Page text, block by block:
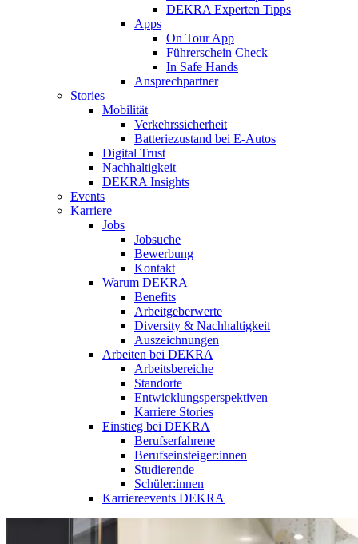
DEKRA Experten Tipps
Apps
On Tour App
Führerschein Check
In Safe Hands
Ansprechpartner
Stories
Mobilität
Verkehrssicherheit
Batteriezustand bei E-Autos
Digital Trust
Nachhaltigkeit
DEKRA Insights
Events
Karriere
Jobs
Jobsuche
Bewerbung
Kontakt
Warum DEKRA
Benefits
Arbeitgeberwerte
Diversity & Nachhaltigkeit
Auszeichnungen
Arbeiten bei DEKRA
Arbeitsbereiche
Standorte
Entwicklungsperspektiven
Karriere Stories
Einstieg bei DEKRA
Berufserfahrene
Berufseinsteiger:innen
Studierende
Schüler:innen
Karriereevents DEKRA